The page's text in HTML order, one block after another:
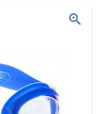
zoom_in